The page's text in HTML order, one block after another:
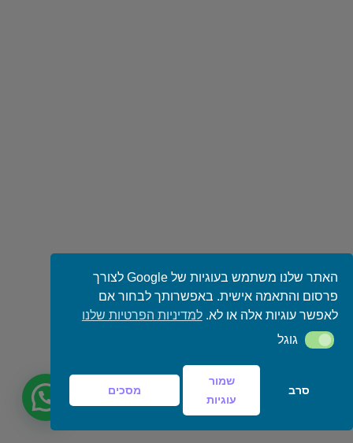
האתר שלנו משתמש בעוגיות של Google לצורך
פרסום והתאמה אישית. באפשרותך לבחור אם
לאפשר עוגיות אלה או לא.למדיניות הפרטיות שלנו
גוגל
גוגל
סרב
שמור
עוגיות
מסכים